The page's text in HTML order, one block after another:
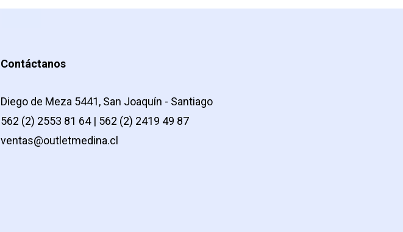
Contáctanos
Diego de Meza 5441, San Joaquín - Santiago
562 (2) 2553 81 64 | 562 (2) 2419 49 87
ventas@outletmedina.cl